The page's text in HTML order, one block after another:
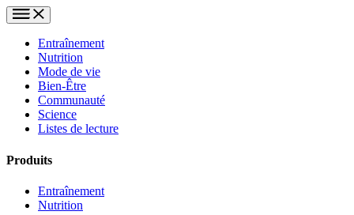
Entraînement
Nutrition
Mode de vie
Bien-Être
Communauté
Science
Listes de lecture
Produits
Entraînement
Nutrition